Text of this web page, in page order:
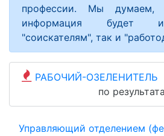
профессии. Мы думаем,
информация будет
"соискателям", так и
РАБОЧИЙ-ОЗЕЛЕНИТЕЛЬ
по
Управляющий отделением